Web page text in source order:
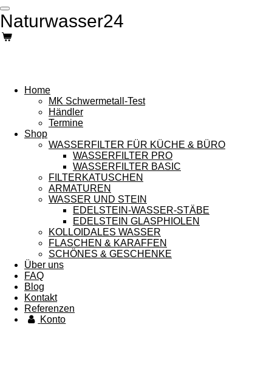
Zum
Hauptinhalt
springen
Naturwasser24
Home
MK Schwermetall-Test
Händler
Termine
Shop
WASSERFILTER FÜR KÜCHE & BÜRO
WASSERFILTER PRO
WASSERFILTER BASIC
FILTERKATUSCHEN
ARMATUREN
WASSER UND STEIN
EDELSTEIN-WASSER-STÄBE
EDELSTEIN GLASPHIOLEN
KOLLOIDALES WASSER
FLASCHEN & KARAFFEN
SCHÖNES & GESCHENKE
Über uns
FAQ
Blog
Kontakt
Referenzen
Konto